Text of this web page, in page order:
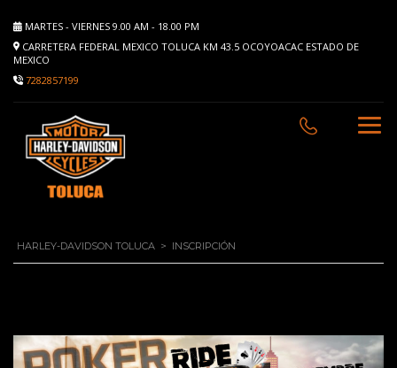
MARTES - VIERNES 9.00 AM - 18.00 PM
CARRETERA FEDERAL MEXICO TOLUCA KM 43.5 OCOYOACAC ESTADO DE
MEXICO
7282857199
HARLEY-DAVIDSON TOLUCA > INSCRIPCIÓN